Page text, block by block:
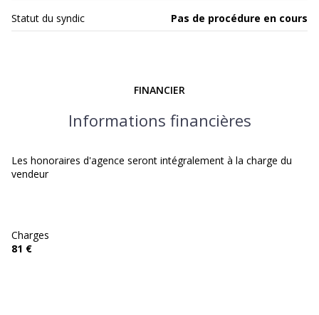
Statut du syndic Pas de procédure en cours
FINANCIER
Informations financières
Les honoraires d'agence seront intégralement à la charge du
vendeur
Charges
81 €